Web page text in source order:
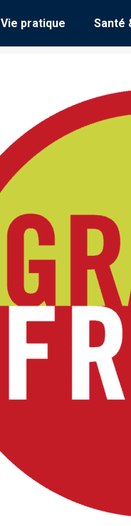
Vie pratique Santé